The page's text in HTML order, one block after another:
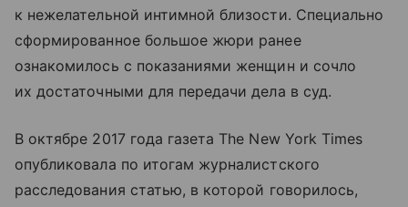
к нежелательной интимной близости. Специально
сформированное большое жюри ранее
ознакомилось с показаниями женщин и сочло
их достаточными для передачи дела в суд.
В октябре 2017 года газета The New York Times
опубликовала по итогам журналистского
расследования статью, в которой говорилось,